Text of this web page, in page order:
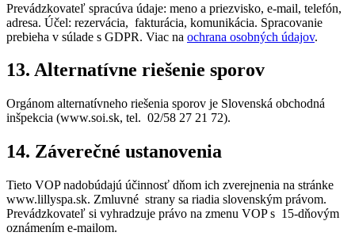
Prevádzkovateľ spracúva údaje: meno a priezvisko, e-mail, telefón,
adresa. Účel: rezervácia, fakturácia, komunikácia. Spracovanie
prebieha v súlade s GDPR. Viac na ochrana osobných údajov.
13. Alternatívne riešenie sporov
Orgánom alternatívneho riešenia sporov je Slovenská obchodná
inšpekcia (www.soi.sk, tel. 02/58 27 21 72).
14. Záverečné ustanovenia
Tieto VOP nadobúdajú účinnosť dňom ich zverejnenia na stránke
www.lillyspa.sk. Zmluvné strany sa riadia slovenským právom.
Prevádzkovateľ si vyhradzuje právo na zmenu VOP s 15-dňovým
oznámením e-mailom.